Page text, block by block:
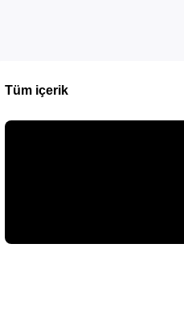
Tüm içerik